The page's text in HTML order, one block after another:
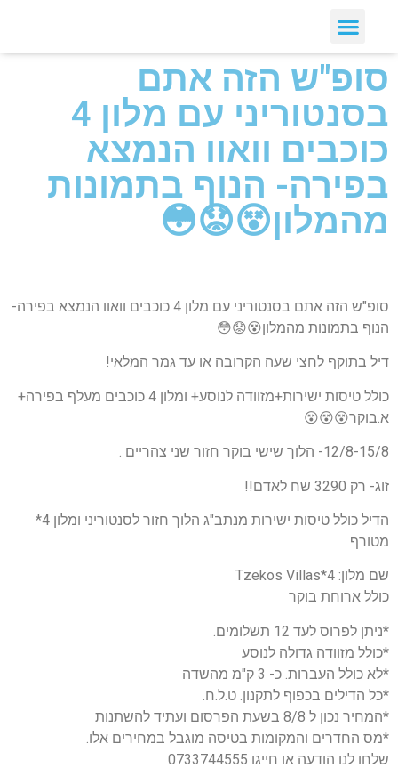
סופ"ש הזה אתם
בסנטוריני עם מלון 4
כוכבים וואוו הנמצא
בפירה- הנוף בתמונות
מהמלון😵😟😳
סופ"ש הזה אתם בסנטוריני עם מלון 4 כוכבים וואוו הנמצא בפירה-
הנוף בתמונות מהמלון😵😟😳
דיל בתוקף לחצי שעה הקרובה או עד גמר המלאי!
כולל טיסות ישירות+מזוודה לנוסע+ ומלון 4 כוכבים מעלף בפירה+
א.בוקר😵😵😵
12/8-15/8- הלוך שישי בוקר חזור שני צהריים .
זוג- רק 3290 שח לאדם!!
הדיל כולל טיסות ישירות מנתב"ג הלוך חזור לסנטוריני ומלון 4*
מטורף
שם מלון: 4*Tzekos Villas
כולל ארוחת בוקר
*ניתן לפרוס לעד 12 תשלומים.
*כולל מזוודה גדולה לנוסע
*לא כולל העברות. כ- 3 ק"מ מהשדה
*כל הדילים בכפוף לתקנון. ט.ל.ח.
*המחיר נכון ל 8/8 בשעת הפרסום ועתיד להשתנות
*מס החדרים והמקומות בטיסה מוגבל במחירים אלו.
שלחו לנו הודעה או חייגו 0733744555